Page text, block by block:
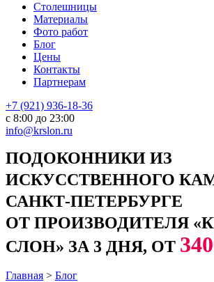
Столешницы
Материалы
Фото работ
Блог
Цены
Контакты
Партнерам
+7 (921) 936-18-36
с 8:00 до 23:00
info@krslon.ru
ПОДОКОННИКИ ИЗ
ИСКУССТВЕННОГО
САНКТ-ПЕТЕРБУРГЕ
ОТ ПРОИЗВОДИТЕЛЯ
СЛОН» ЗА 3 ДНЯ, ОТ
Главная > Блог